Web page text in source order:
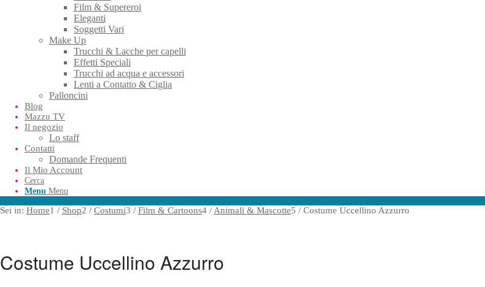
Film & Supereroi
Eleganti
Soggetti Vari
Make Up
Trucchi & Lacche per capelli
Effetti Speciali
Trucchi ad acqua e accessori
Lenti a Contatto & Ciglia
Palloncini
Blog
Mazzu TV
Il negozio
Lo staff
Contatti
Domande Frequenti
Il Mio Account
Cerca
Menu Menu
Sei in: Home1 / Shop2 / Costumi3 / Film & Cartoons4 / Animali & Mascotte5 / Costume Uccellino Azzurro
Costume Uccellino Azzurro